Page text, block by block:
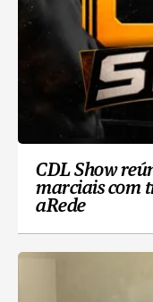
CDL Show
marciais com
aRede